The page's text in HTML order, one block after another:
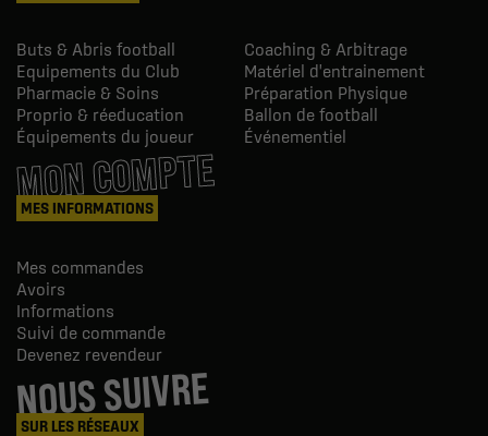
Buts & Abris football
Coaching & Arbitrage
Equipements du Club
Matériel d'entrainement
Pharmacie & Soins
Préparation Physique
Proprio & réeducation
Ballon de football
Équipements du joueur
Événementiel
MON COMPTE
MES INFORMATIONS
Mes commandes
Avoirs
Informations
Suivi de commande
Devenez revendeur
NOUS SUIVRE
SUR LES RÉSEAUX